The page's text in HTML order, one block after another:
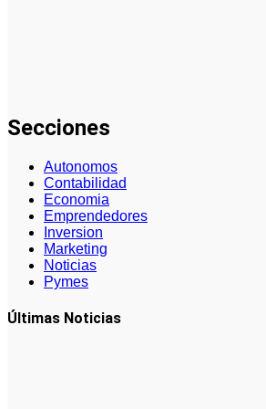
Secciones
Autonomos
Contabilidad
Economia
Emprendedores
Inversion
Marketing
Noticias
Pymes
Últimas Noticias